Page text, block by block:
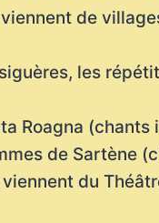
de
les
Roagna (chants
de Sartène
du